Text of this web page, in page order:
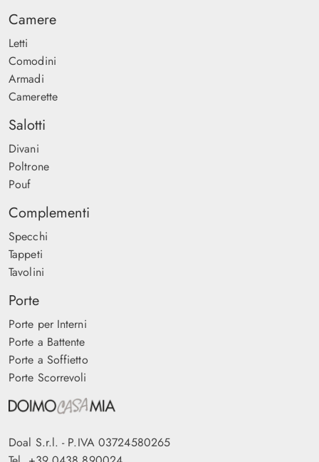
Camere
Letti
Comodini
Armadi
Camerette
Salotti
Divani
Poltrone
Pouf
Complementi
Specchi
Tappeti
Tavolini
Porte
Porte per Interni
Porte a Battente
Porte a Soffietto
Porte Scorrevoli
Doal S.r.l. - P.IVA 03724580265